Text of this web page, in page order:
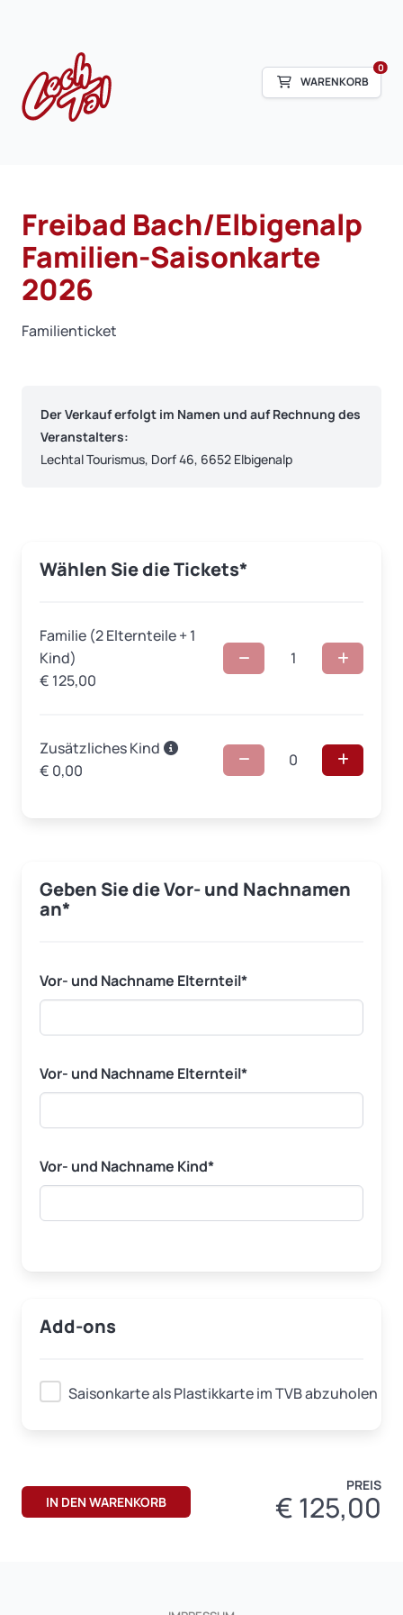
0
WARENKORB
Freibad Bach/Elbigenalp
Familien-Saisonkarte
2026
Familienticket
Der Verkauf erfolgt im Namen und auf Rechnung des
Veranstalters:
Lechtal Tourismus, Dorf 46, 6652 Elbigenalp
Wählen Sie die Tickets*
Familie (2 Elternteile + 1
Kind)
€ 125,00
1
Zusätzliches Kind
€ 0,00
0
Geben Sie die Vor- und Nachnamen
an*
Vor- und Nachname Elternteil*
Vor- und Nachname Elternteil*
Vor- und Nachname Kind*
Add-ons
Saisonkarte als Plastikkarte im TVB abzuholen
PREIS
€125,00